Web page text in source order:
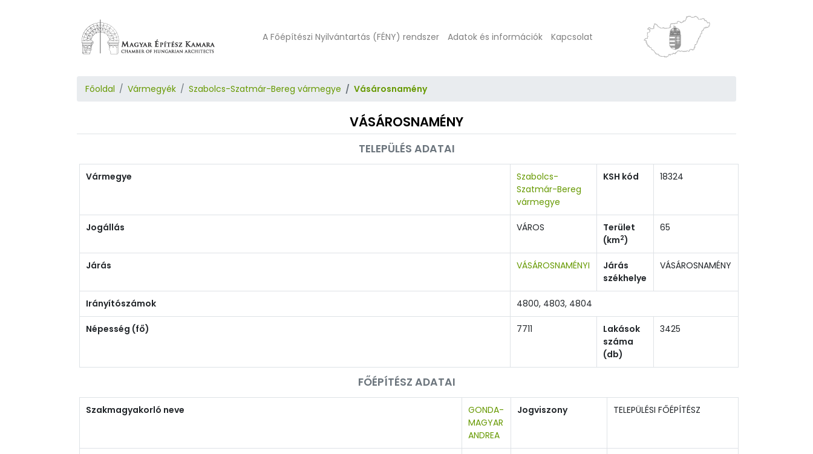
A Főépítészi Nyilvántartás (FÉNY) rendszer Adatok és információk Kapcsolat
Főoldal Vármegyék Szabolcs-Szatmár-Bereg vármegye Vásárosnamény
VÁSÁROSNAMÉNY
TELEPÜLÉS ADATAI
Vármegye
Szabolcs-
Szatmár-Bereg
vármegye
KSH kód 18324
Jogállás VÁROS
Terület
(km2)
65
Járás VÁSÁROSNAMÉNYI
Járás
székhelye
VÁSÁROSNAMÉNY
Irányítószámok 4800, 4803, 4804
Népesség (fő) 7711
Lakások
száma
(db)
3425
FŐÉPÍTÉSZ ADATAI
Szakmagyakorló neve
GONDA-
MAGYAR
ANDREA
Jogviszony TELEPÜLÉSI FŐÉPÍTÉSZ